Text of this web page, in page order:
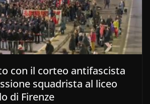
con il corteo antifascista
squadrista al liceo
di Firenze